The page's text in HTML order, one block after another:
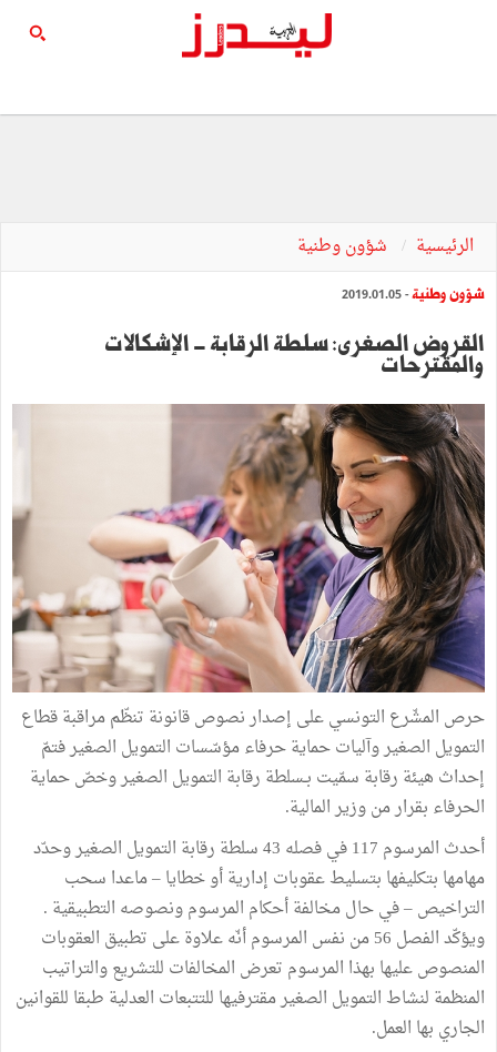
الرئيسية شؤون وطنية
شؤون وطنية- 2019.01.05
القروض الصغرى: سلطة الرقابة - الإشكالات
والمقترحات
حرص المشّرع التونسي على إصدار نصوص قانونة تنظّم مراقبة قطاع
التمويل الصغير وآليات حماية حرفاء مؤسّسات التمويل الصغير فتمّ
إحداث هيئة رقابة سمّيت بـسلطة رقابة التمويل الصغير وخصّ حماية
الحرفاء بقرار من وزير المالية.
أحدث المرسوم 117 في فصله 43 سلطة رقابة التمويل الصغير وحدّد
مهامها بتكليفها بتسليط عقوبات إدارية أو خطايا – ماعدا سحب
التراخيص – في حال مخالفة أحكام المرسوم ونصوصه التطبيقية .
ويؤكّد الفصل 56 من نفس المرسوم أنّه علاوة على تطبيق العقوبات
المنصوص عليها بهذا المرسوم تعرض المخالفات للتشريع والتراتيب
المنظمة لنشاط التمويل الصغير مقترفيها للتتبعات العدلية طبقا للقوانين
الجاري بها العمل.